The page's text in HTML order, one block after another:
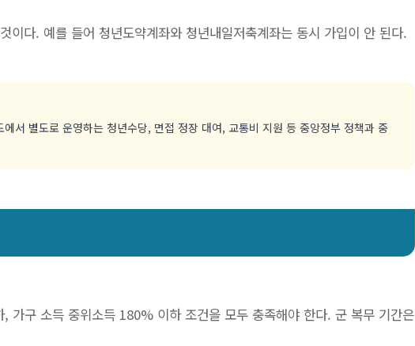
이다. 예를 들어 청년도약계좌와 청년내일저축계좌는 동시 가입이 안 된다.
서 별도로 운영하는 청년수당, 면접 정장 대여, 교통비 지원 등 중앙정부 정책과 중
구 소득 중위소득 180% 이하 조건을 모두 충족해야 한다. 군 복무 기간은